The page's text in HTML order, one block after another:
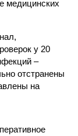
медицинских
у 20
–
отстранены
на